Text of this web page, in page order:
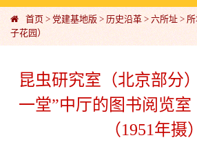
首页 > 党建基地版 > 历史沿革 > 六所址 >
子花园）
昆虫研究室（北京部分
一堂”中厅的图书阅览室
（1951年摄）